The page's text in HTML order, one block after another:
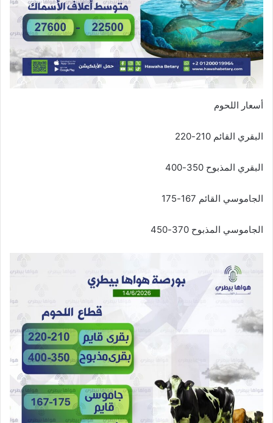
أسعار اللحوم
البقري القائم 210-220
البقري المذبوح 350-400
الجاموسي القائم 167-175
الجاموسي المذبوح 370-450